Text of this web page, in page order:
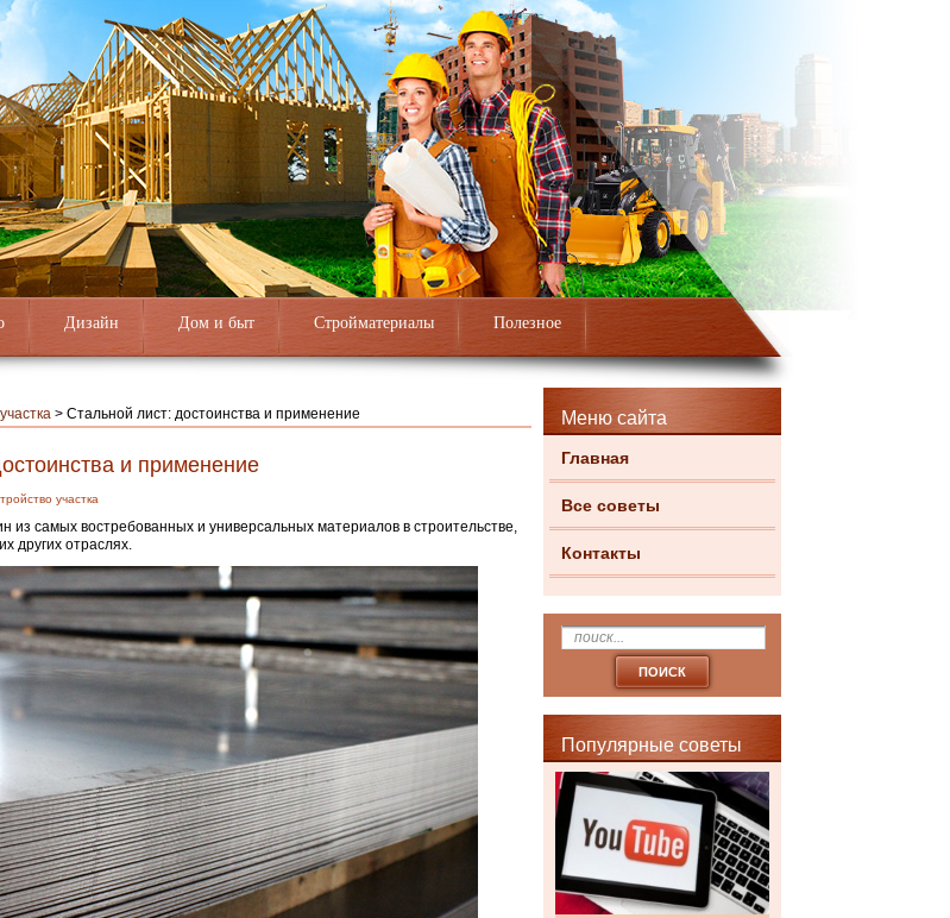
Дизайн Дом и быт Стройматериалы Полезное
Меню сайта
Главная
Все советы
Контакты
Популярные советы
> Стальной лист: достоинства и применение
и применение
участка
из самых востребованных и универсальных материалов в строительстве,
других отраслях.